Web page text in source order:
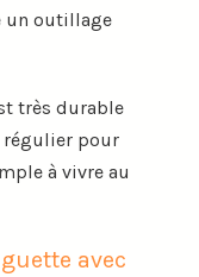
un outillage
très durable
régulier pour
à vivre au
avec